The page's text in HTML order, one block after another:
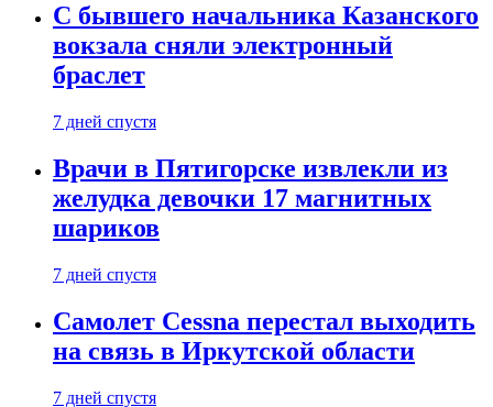
С бывшего начальника Казанского
вокзала сняли электронный
браслет
7 дней спустя
Врачи в Пятигорске извлекли из
желудка девочки 17 магнитных
шариков
7 дней спустя
Самолет Cessna перестал выходить
на связь в Иркутской области
7 дней спустя